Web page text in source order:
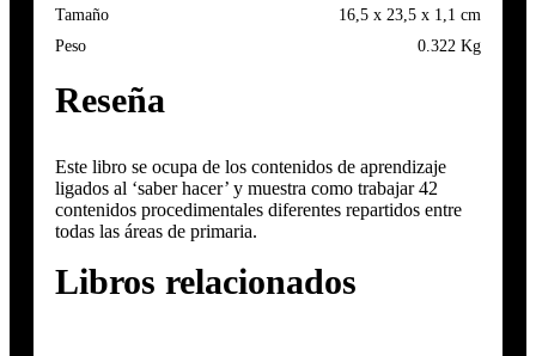
Tamaño
16,5 x 23,5 x 1,1 cm
Peso
0.322 Kg
Reseña
Este libro se ocupa de los contenidos de aprendizaje
ligados al ‘saber hacer’ y muestra como trabajar 42
contenidos procedimentales diferentes repartidos entre
todas las áreas de primaria.
Libros relacionados